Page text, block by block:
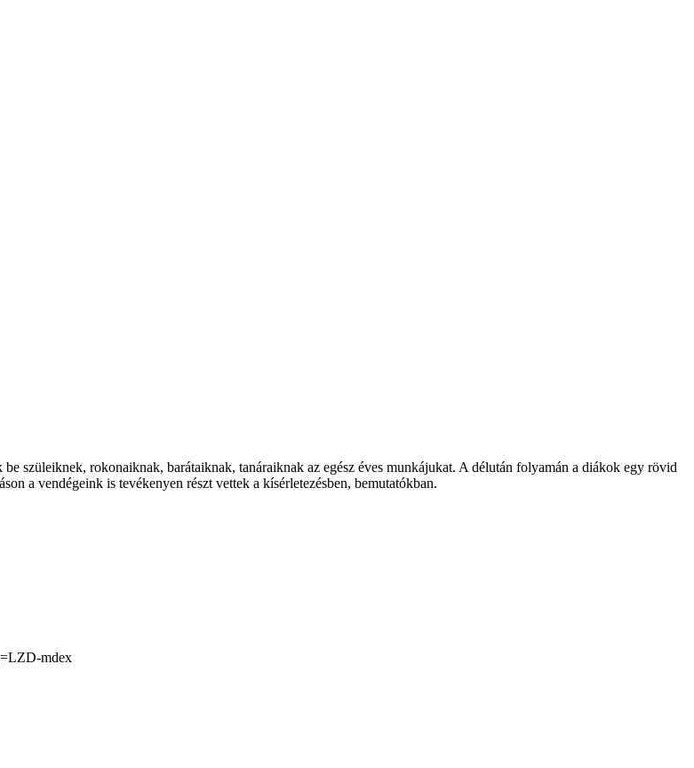
szüleiknek, rokonaiknak, barátaiknak, tanáraiknak az egész éves munkájukat. A délután folyamán a diákok egy rövid
a vendégeink is tevékenyen részt vettek a kísérletezésben, bemutatókban.
mdex